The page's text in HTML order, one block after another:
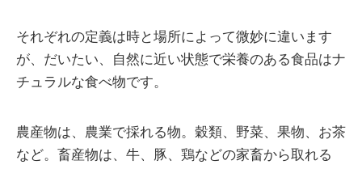
それぞれの定義は時と場所によって微妙に違います
が、だいたい、自然に近い状態で栄養のある食品はナ
チュラルな食べ物です。
農産物は、農業で採れる物。穀類、野菜、果物、お茶
など。畜産物は、牛、豚、鶏などの家畜から取れる